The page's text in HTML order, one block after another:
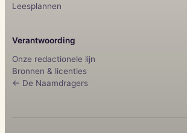
Leesplannen
Verantwoording
Onze redactionele lijn
Bronnen & licenties
← De Naamdragers